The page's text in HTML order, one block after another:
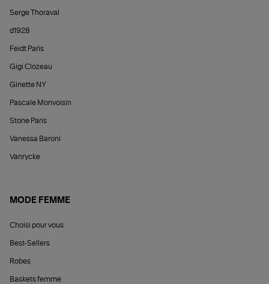
Serge Thoraval
d1928
Feidt Paris
Gigi Clozeau
Ginette NY
Pascale Monvoisin
Stone Paris
Vanessa Baroni
Vanrycke
MODE FEMME
Choisi pour vous
Best-Sellers
Robes
Baskets femme